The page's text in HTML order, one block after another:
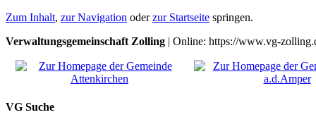
Zum Inhalt, zur Navigation oderzur Startseite springen.
Verwaltungsgemeinschaft Zolling | Online: https://www.vg-
VG Suche